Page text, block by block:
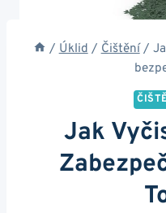
/ Úklid / Čištění /
Jak